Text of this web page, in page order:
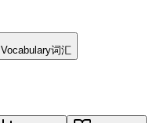
Vocabulary词汇